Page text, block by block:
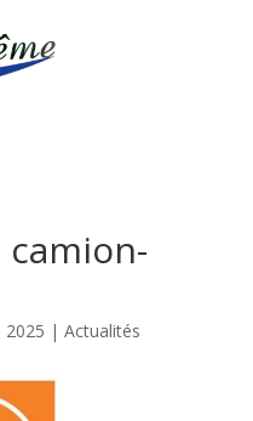
2025 | Actualités